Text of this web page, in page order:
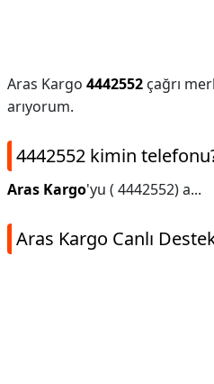
Aras Kargo 4442552 çağrı
arıyorum.
4442552 kimin
Aras Kargo'yu ( 4442552) a...
Aras Kargo Canlı Destek